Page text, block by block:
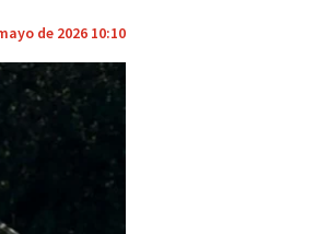
de 2026 10:10